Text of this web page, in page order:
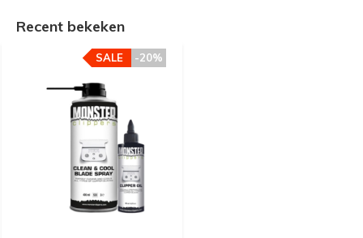
Recent bekeken
-20%
SALE